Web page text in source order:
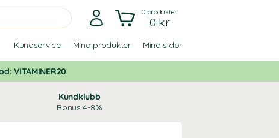
0produkter
0 kr
Kundservice Mina produkter Mina sidor
VITAMINER20
Kundklubb
Bonus 4-8%